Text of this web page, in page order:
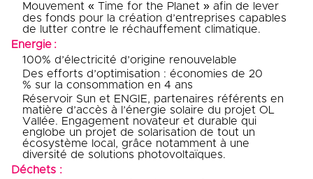
Mouvement « Time for the Planet » afin de lever
des fonds pour la création d’entreprises capables
de lutter contre le réchauffement climatique.
Energie :
100% d’électricité d’origine renouvelable
Des efforts d’optimisation : économies de 20
% sur la consommation en 4 ans
Réservoir Sun et ENGIE, partenaires référents en
matière d’accès à l’énergie solaire du projet OL
Vallée. Engagement novateur et durable qui
englobe un projet de solarisation de tout un
écosystème local, grâce notamment à une
diversité de solutions photovoltaïques.
Déchets :